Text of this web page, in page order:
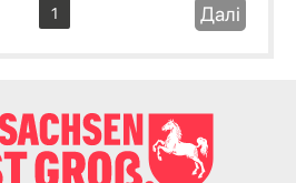
1 Далі